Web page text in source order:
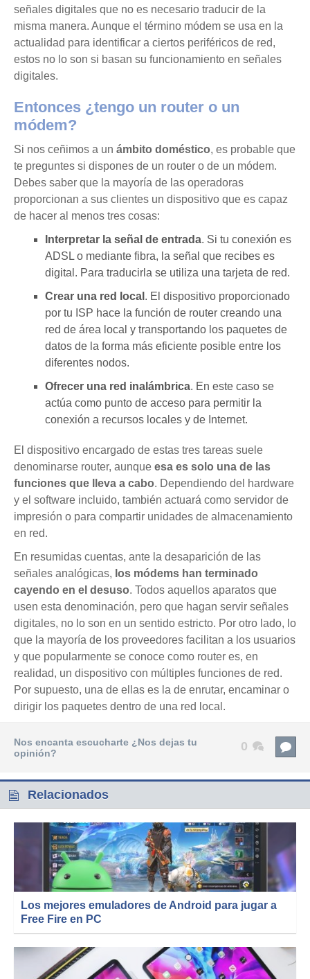
señales digitales que no es necesario traducir de la
misma manera. Aunque el término módem se usa en la
actualidad para identificar a ciertos periféricos de red,
estos no lo son si basan su funcionamiento en señales
digitales.
Entonces ¿tengo un router o un
módem?
Si nos ceñimos a un ámbito doméstico, es probable que
te preguntes si dispones de un router o de un módem.
Debes saber que la mayoría de las operadoras
proporcionan a sus clientes un dispositivo que es capaz
de hacer al menos tres cosas:
Interpretar la señal de entrada. Si tu conexión es
ADSL o mediante fibra, la señal que recibes es
digital. Para traducirla se utiliza una tarjeta de red.
Crear una red local . El dispositivo proporcionado
por tu ISP hace la función de router creando una
red de área local y transportando los paquetes de
datos de la forma más eficiente posible entre los
diferentes nodos.
Ofrecer una red inalámbrica. En este caso se
actúa como punto de acceso para permitir la
conexión a recursos locales y de Internet.
El dispositivo encargado de estas tres tareas suele
denominarse router, aunque esa es solo una de las
funciones que lleva a cabo. Dependiendo del hardware
y el software incluido, también actuará como servidor de
impresión o para compartir unidades de almacenamiento
en red.
En resumidas cuentas, ante la desaparición de las
señales analógicas, los módems han terminado
cayendo en el desuso. Todos aquellos aparatos que
usen esta denominación, pero que hagan servir señales
digitales, no lo son en un sentido estricto. Por otro lado, lo
que la mayoría de los proveedores facilitan a los usuarios
y que popularmente se conoce como router es, en
realidad, un dispositivo con múltiples funciones de red.
Por supuesto, una de ellas es la de enrutar, encaminar o
dirigir los paquetes dentro de una red local.
Nos encanta escucharte ¿Nos dejas tu
opinión?
0
Relacionados
Los mejores emuladores de Android para jugar a
Free Fire en PC